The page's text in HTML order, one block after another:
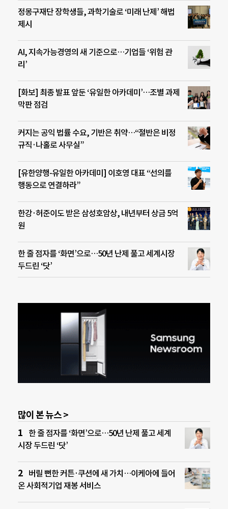
정몽구재단 장학생들, 과학기술로 ‘미래 난제’ 해법
제시
AI, 지속가능경영의 새 기준으로…기업들 ‘위험 관
리’
[화보] 최종 발표 앞둔 ‘유일한 아카데미’…조별 과제
막판 점검
커지는 공익 법률 수요, 기반은 취약…“절반은 비정
규직·나홀로 사무실”
[유한양행-유일한 아카데미] 이호영 대표 “선의를
행동으로 연결하라”
한강·허준이도 받은 삼성호암상, 내년부터 상금 5억
원
한 줄 점자를 ‘화면’으로…50년 난제 풀고 세계시장
두드린 ‘닷’
많이 본 뉴스 >
한 줄 점자를 ‘화면’으로…50년 난제 풀고 세계
시장 두드린 ‘닷’
버릴 뻔한 커튼·쿠션에 새 가치…이케아에 들어
온 사회적기업 재봉 서비스